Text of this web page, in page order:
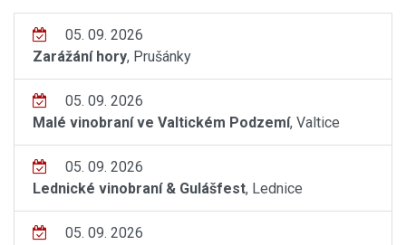
05. 09. 2026
Zarážání hory, Prušánky
05. 09. 2026
Malé vinobraní ve Valtickém Podzemí, Valtice
05. 09. 2026
Lednické vinobraní & Gulášfest, Lednice
05. 09. 2026